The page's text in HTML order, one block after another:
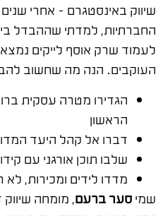
שיווק באינסטגרם – אחרי
החברתיות, למדתי שההבדל
לעמוד שרק אוסף לייקים
העוקבים. הנה מה שחשוב
הגדירו מטרה עסקית
הראשון
דברו אל קהל היעד
שלבו תוכן אורגני עם
מדדו לידים ומכירות, לא
שמיסער ברעם